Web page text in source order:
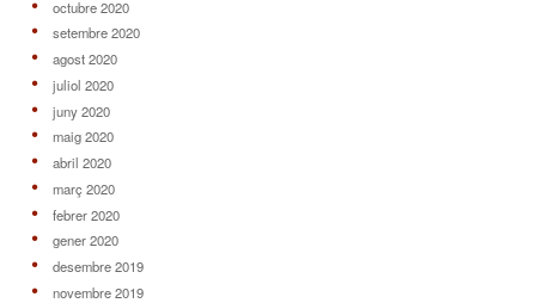
octubre 2020
setembre 2020
agost 2020
juliol 2020
juny 2020
maig 2020
abril 2020
març 2020
febrer 2020
gener 2020
desembre 2019
novembre 2019